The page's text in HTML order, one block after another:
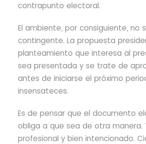
contrapunto electoral.
El ambiente, por consiguiente, no
contingente. La propuesta
planteamiento que interesa al
sea presentada y se trate de
antes de iniciarse el próximo
insensateces.
Es de pensar que el documento
obliga a que sea de otra
profesional y bien intencionado.